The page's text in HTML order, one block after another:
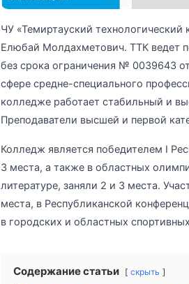
ЧУ «Темиртауский
Елюбай Молдахметович. ТТК ведет
без срока ограничения № 0039643
сфере средне-специального
колледже работает стабильный и
Преподаватели высшей и первой
Колледж является победителем І
3 места, а также в областных
литературе, заняли 2 и 3 места.
места, в Республиканской
в городских и областных
Содержание статьи скрыть